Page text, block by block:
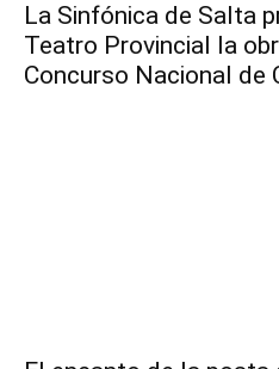
La Sinfónica de Salta
Teatro Provincial la
Concurso Nacional de